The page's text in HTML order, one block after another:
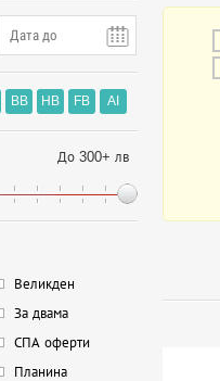
BB HB FB AI
До 300+ лв
Великден
За двама
СПА оферти
Планина